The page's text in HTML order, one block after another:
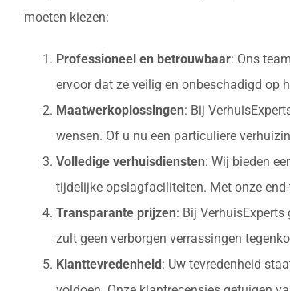
moeten kiezen:
Professioneel en betrouwbaar: Ons
ervoor dat ze veilig en onbeschadigd op
Maatwerkoplossingen: Bij
wensen. Of u nu een particuliere
Volledige verhuisdiensten: Wij bieden
tijdelijke opslagfaciliteiten. Met onze
Transparante prijzen: Bij
zult geen verborgen verrassingen
Klanttevredenheid: Uw tevredenheid